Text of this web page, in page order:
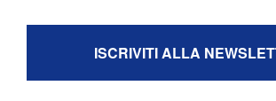
ISCRIVITI ALLA